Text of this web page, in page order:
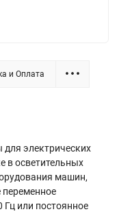
и Оплата
электрических
в осветительных
машин,
или постоянное